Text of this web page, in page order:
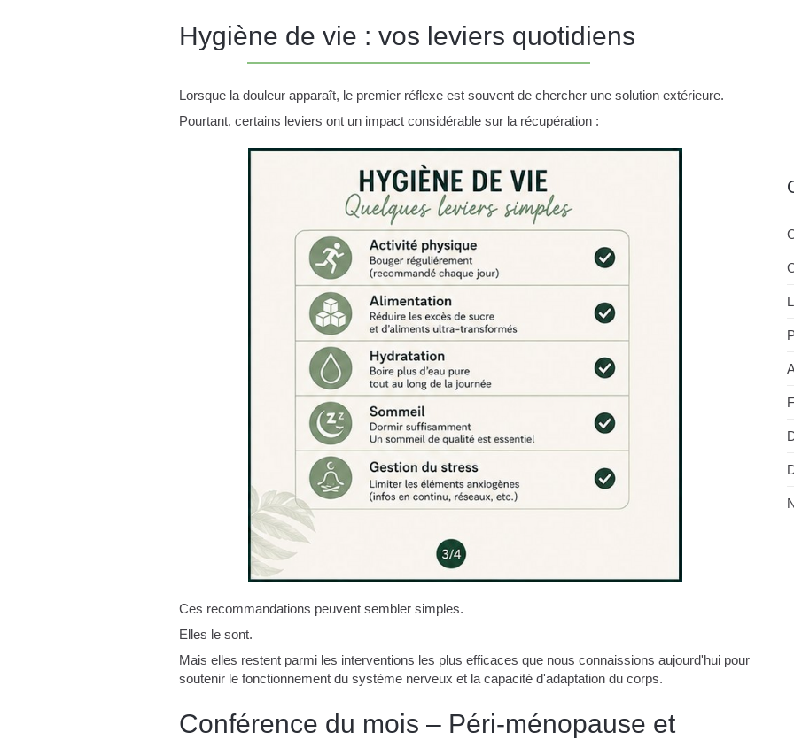
Hygiène de vie : vos leviers quotidiens
Lorsque la douleur apparaît, le premier réflexe est souvent de chercher une solution extérieure.
Pourtant, certains leviers ont un impact considérable sur la récupération :
Ces recommandations peuvent sembler simples.
Elles le sont.
Mais elles restent parmi les interventions les plus efficaces que nous connaissions aujourd'hui pour
soutenir le fonctionnement du système nerveux et la capacité d'adaptation du corps.
Conférence du mois – Péri-ménopause et